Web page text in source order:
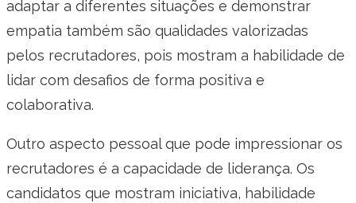
adaptar a diferentes situações e demonstrar
empatia também são qualidades valorizadas
pelos recrutadores, pois mostram a habilidade de
lidar com desafios de forma positiva e
colaborativa.
Outro aspecto pessoal que pode impressionar os
recrutadores é a capacidade de liderança. Os
candidatos que mostram iniciativa, habilidade